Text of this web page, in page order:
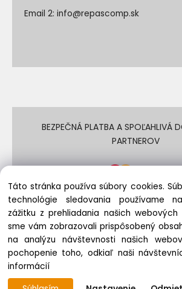
Email 2: info@repascomp.sk
BEZPEČNÁ PLATBA A SPOĽAHLIVÁ
PARTNEROV
© REPASCOMP.SK 2009 - 2024 |
Táto stránka používa súbory cookies.
technológie sledovania používame
zážitku z prehliadania našich
sme vám zobrazovali prispôsobený
na analýzu návštevnosti našich
pochopenie toho, odkiaľ naši
informácií